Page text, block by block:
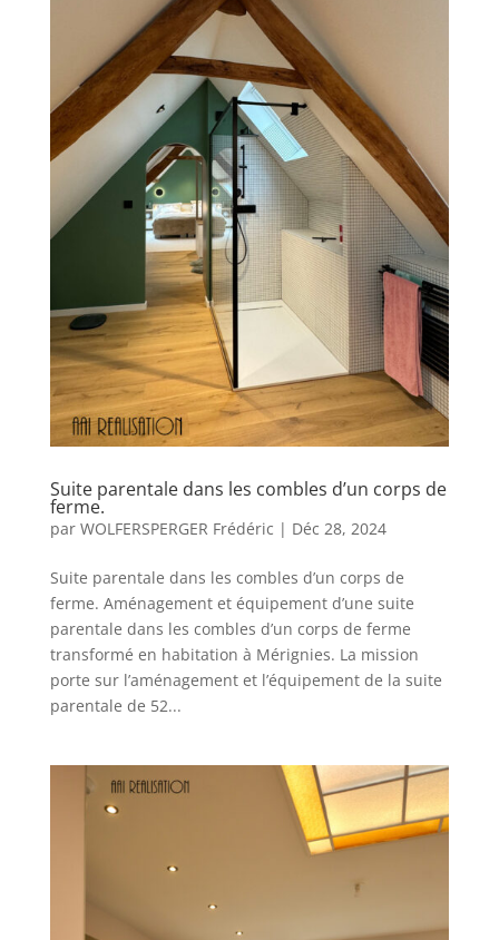
Suite parentale dans les combles d’un corps de
ferme.
par WOLFERSPERGER Frédéric | Déc 28, 2024
Suite parentale dans les combles d’un corps de
ferme. Aménagement et équipement d’une suite
parentale dans les combles d’un corps de ferme
transformé en habitation à Mérignies. La mission
porte sur l’aménagement et l’équipement de la suite
parentale de 52...